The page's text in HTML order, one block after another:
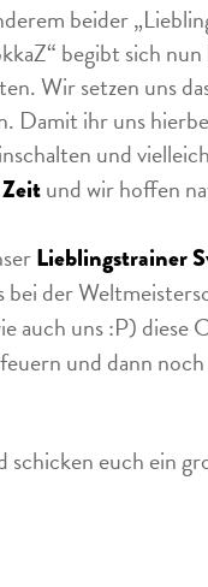
beider
begibt sich
Wir setzen uns
Damit ihr uns
und
und wir hoffen
Lieblingstrainer
bei der
auch uns :P) diese
und dann
euch ein